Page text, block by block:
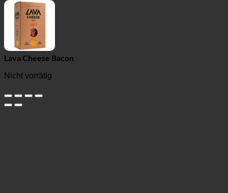
Lava Cheese Bacon
Nicht vorrätig